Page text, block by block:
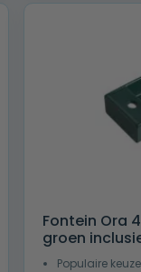
Fontein Ora
groen
Populaire keuze